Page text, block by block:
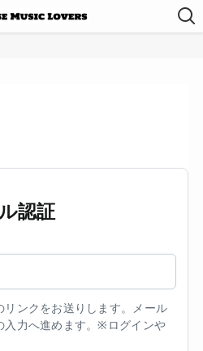
認証
ンクをお送りします。メール
入力へ進めます。※ログインや